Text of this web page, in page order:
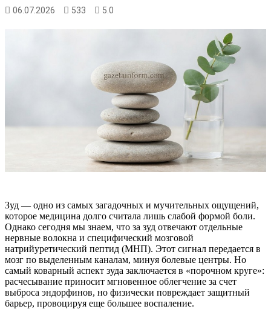
06.07.2026 533 5.0
Зуд — одно из самых загадочных и мучительных ощущений,
которое медицина долго считала лишь слабой формой боли.
Однако сегодня мы знаем, что за зуд отвечают отдельные
нервные волокна и специфический мозговой
натрийуретический пептид (МНП). Этот сигнал передается в
мозг по выделенным каналам, минуя болевые центры. Но
самый коварный аспект зуда заключается в «порочном круге»:
расчесывание приносит мгновенное облегчение за счет
выброса эндорфинов, но физически повреждает защитный
барьер, провоцируя еще большее воспаление.